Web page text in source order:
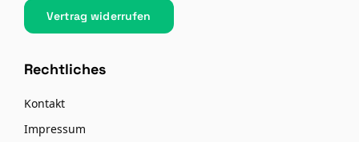
Vertrag widerrufen
Rechtliches
Kontakt
Impressum